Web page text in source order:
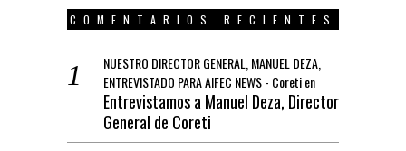
COMENTARIOS RECIENTES
NUESTRO DIRECTOR GENERAL, MANUEL DEZA,
ENTREVISTADO PARA AIFEC NEWS - Coretien
Entrevistamos a Manuel Deza, Director
General de Coreti